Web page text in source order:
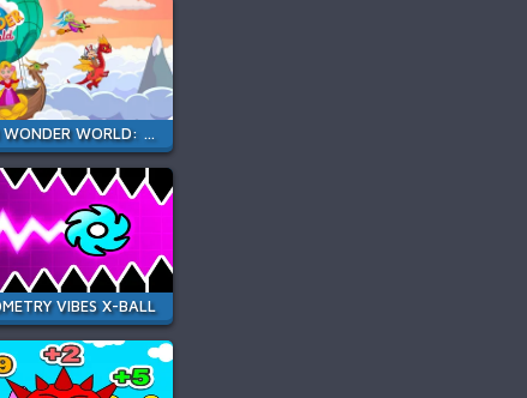
PEPI WONDER WORLD: MAGIC ISLE!
VIBES X-BALL